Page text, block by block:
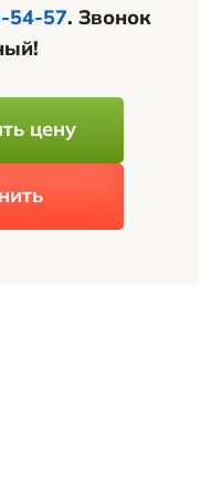
54-57. Звонок
цену